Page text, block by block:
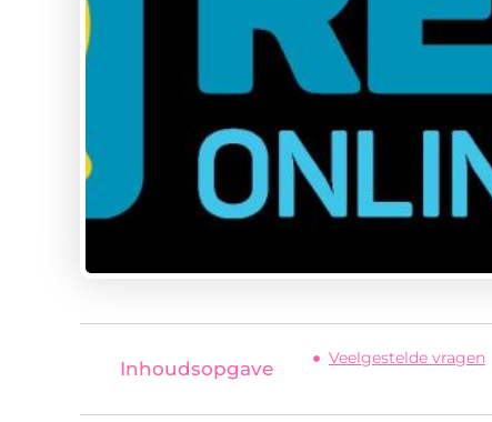
Inhoudsopgave Veelgestelde vragen